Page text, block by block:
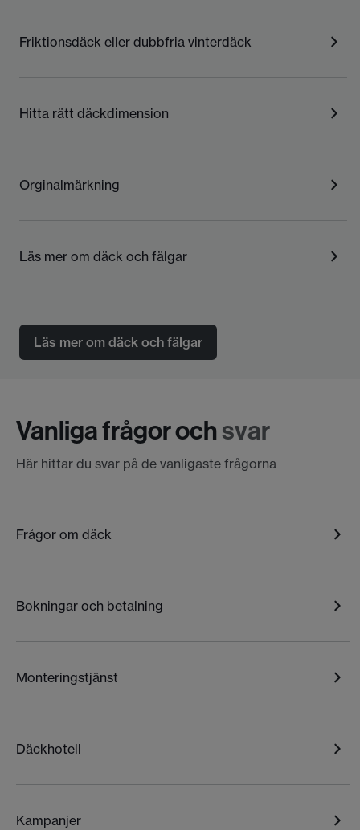
Friktionsdäck eller dubbfria vinterdäck
Hitta rätt däckdimension
Orginalmärkning
Läs mer om däck och fälgar
Läs mer om däck och fälgar
Vanliga frågor ochsvar
Här hittar du svar på de vanligaste frågorna
Frågor om däck
Bokningar och betalning
Monteringstjänst
Däckhotell
Kampanjer